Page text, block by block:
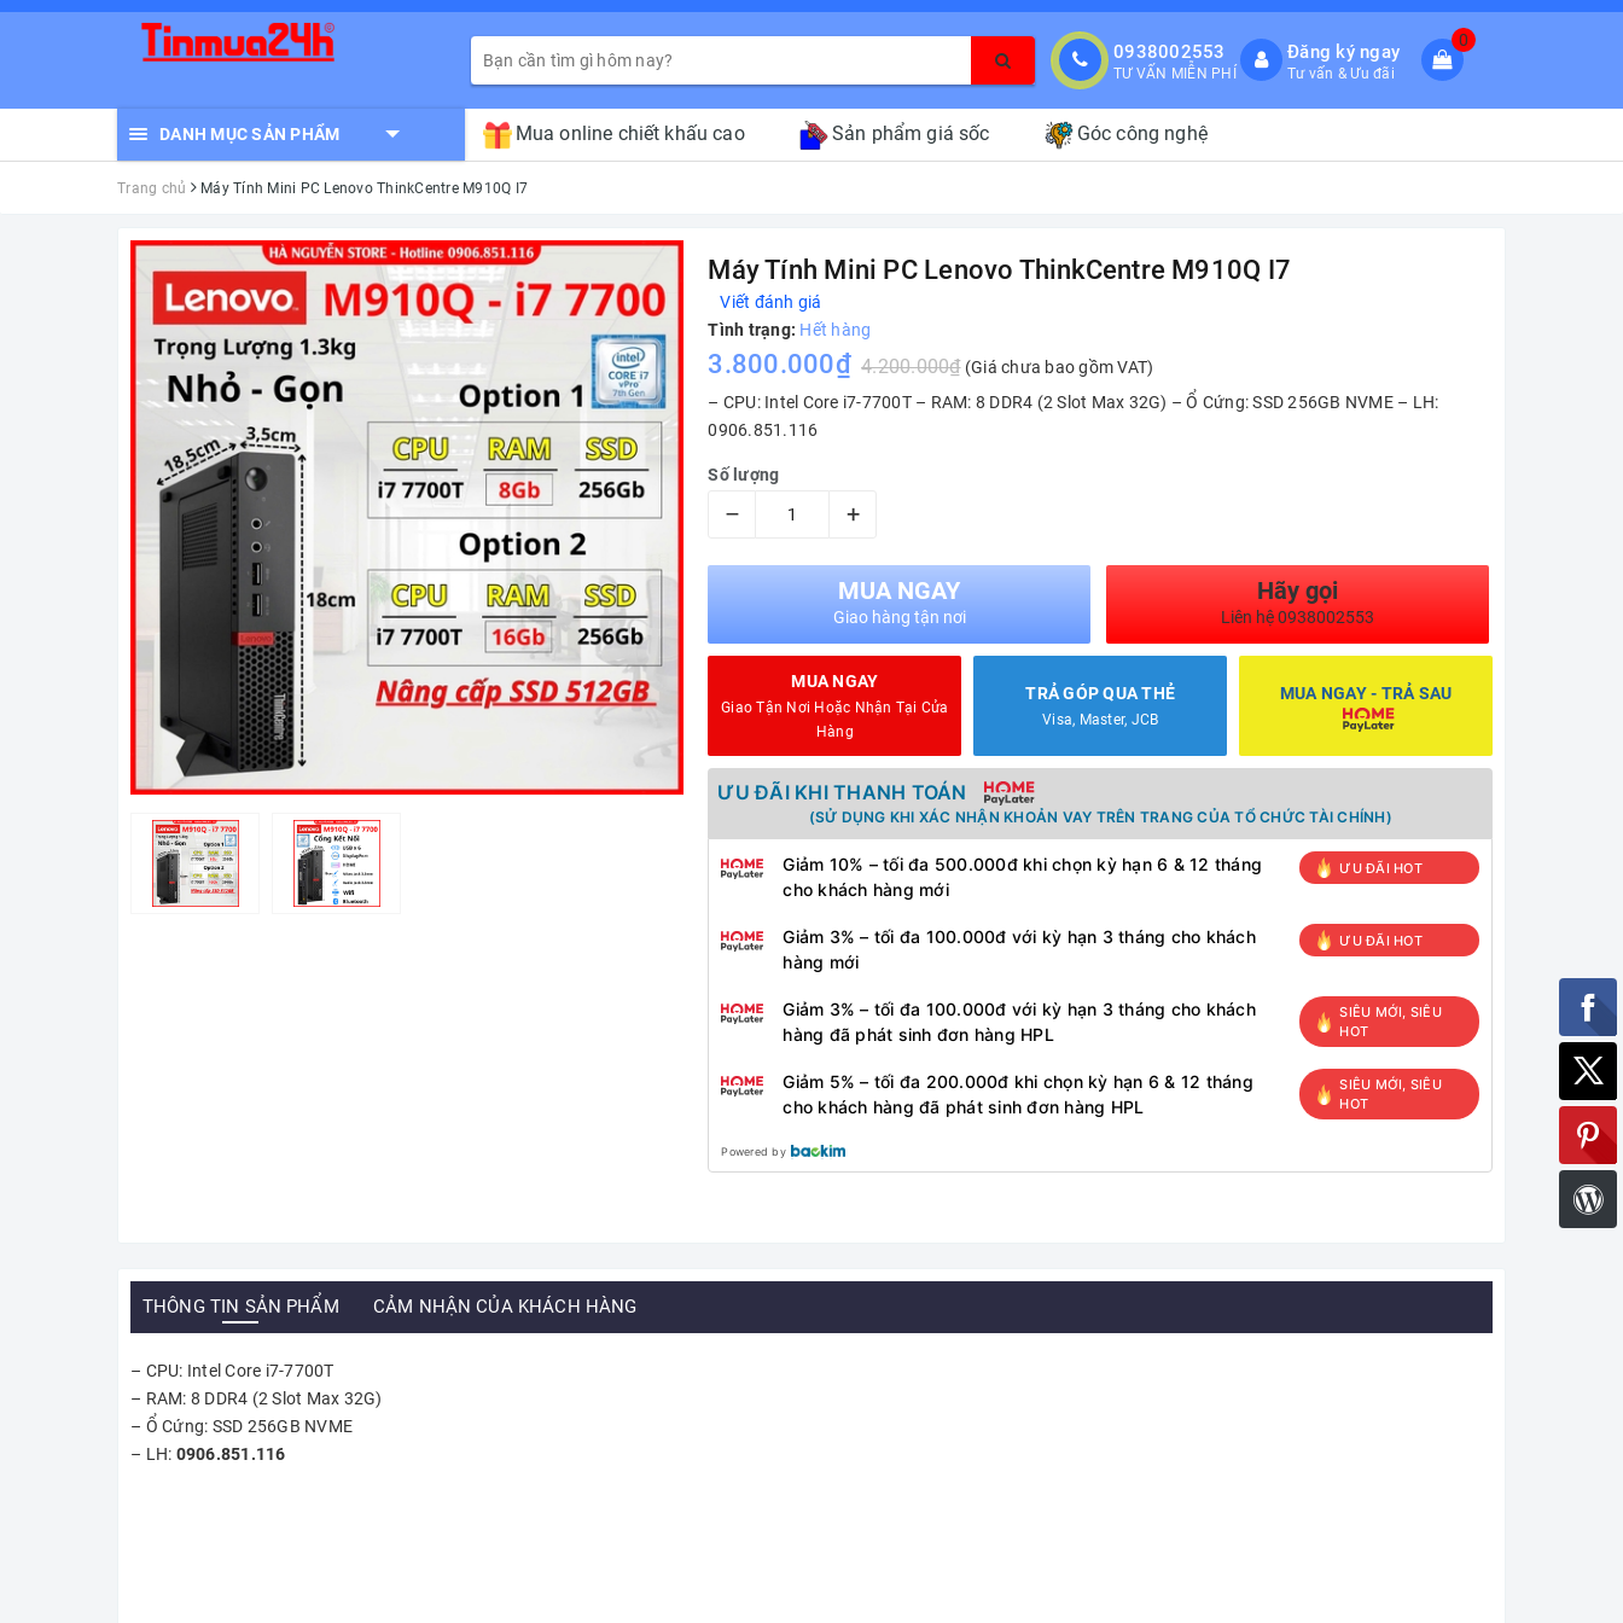
0938002553
TƯ VẤN MIỄN PHÍ
Đăng ký ngay
Tư vấn & Ưu đãi
0
DANH MỤC SẢN PHẨM Mua online chiết khấu cao Sản phẩm giá sốc Góc công nghệ
Trang chủ Máy Tính Mini PC Lenovo ThinkCentre M910Q I7
Máy Tính Mini PC Lenovo ThinkCentre M910Q I7
Viết đánh giá
Tình trạng: Hết hàng
3.800.000₫ 4.200.000₫ (Giá chưa bao gồm VAT)
– CPU: Intel Core i7-7700T – RAM: 8 DDR4 (2 Slot Max 32G) – Ổ Cứng: SSD 256GB NVME – LH:
0906.851.116
Số lượng
– +
MUA NGAY
Giao hàng tận nơi
Hãy gọi
Liên hệ 0938002553
MUA NGAY
Giao Tận Nơi Hoặc Nhận Tại Cửa
Hàng
TRẢ GÓP QUA THẺ
Visa, Master, JCB
MUA NGAY - TRẢ SAU
ƯU ĐÃI KHI THANH TOÁN
(SỬ DỤNG KHI XÁC NHẬN KHOẢN VAY TRÊN TRANG CỦA TỔ CHỨC TÀI CHÍNH)
Giảm 10% – tối đa 500.000đ khi chọn kỳ hạn 6 & 12 tháng
cho khách hàng mới
ƯU ĐÃI HOT
Giảm 3% – tối đa 100.000đ với kỳ hạn 3 tháng cho khách
hàng mới
ƯU ĐÃI HOT
Giảm 3% – tối đa 100.000đ với kỳ hạn 3 tháng cho khách
hàng đã phát sinh đơn hàng HPL
SIÊU MỚI, SIÊU
HOT
Giảm 5% – tối đa 200.000đ khi chọn kỳ hạn 6 & 12 tháng
cho khách hàng đã phát sinh đơn hàng HPL
SIÊU MỚI, SIÊU
HOT
Powered by
THÔNG TIN SẢN PHẨM CẢM NHẬN CỦA KHÁCH HÀNG
– CPU: Intel Core i7-7700T
– RAM: 8 DDR4 (2 Slot Max 32G)
– Ổ Cứng: SSD 256GB NVME
– LH: 0906.851.116